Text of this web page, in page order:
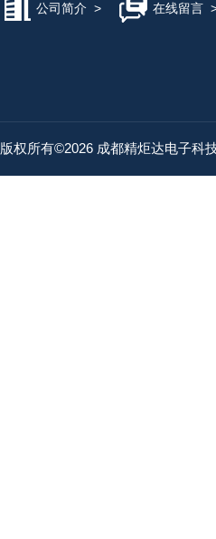
公司简介 > 在线留言
版权所有©2026 成都精炬达电子科